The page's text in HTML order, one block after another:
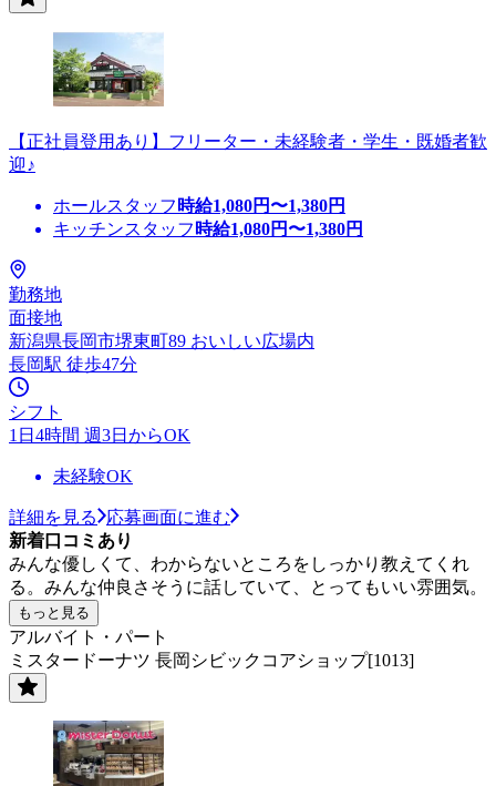
【正社員登用あり】フリーター・未経験者・学生・既婚者歓
迎♪
ホールスタッフ 時給1,080円〜1,380円
キッチンスタッフ 時給1,080円〜1,380円
勤務地
面接地
新潟県長岡市堺東町89 おいしい広場内
長岡駅 徒歩47分
シフト
1日4時間 週3日からOK
未経験OK
詳細を見る
応募画面に進む
新着口コミあり
みんな優しくて、わからないところをしっかり教えてくれ
る。みんな仲良さそうに話していて、とってもいい雰囲気。
もっと見る
アルバイト・パート
ミスタードーナツ 長岡シビックコアショップ[1013]